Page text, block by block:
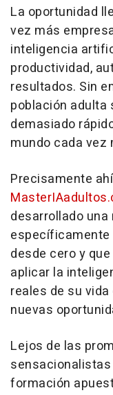
La oportunidad
vez más
inteligencia
productividad,
resultados. Sin
población adulta
demasiado
mundo cada vez
Precisamente
desarrollado
específicamente
desde cero y
aplicar la
reales de su
nuevas
Lejos de las
sensacionalistas
formación